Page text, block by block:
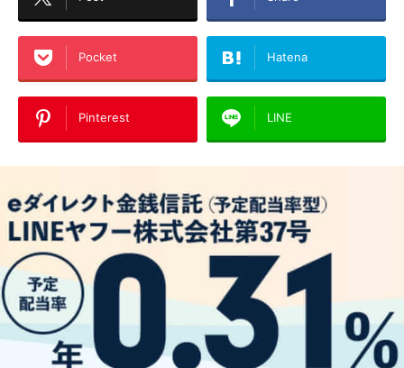
Pocket Hatena
Pinterest LINE